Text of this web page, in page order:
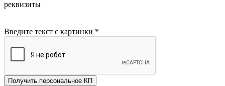
реквизиты
Введите текст с картинки *
Получить персональное КП